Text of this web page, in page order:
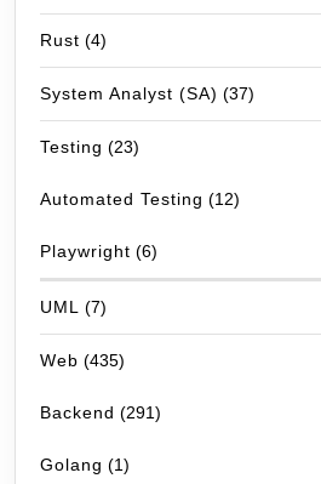
Rust (4)
System Analyst (SA) (37)
Testing (23)
Automated Testing (12)
Playwright (6)
UML (7)
Web (435)
Backend (291)
Golang (1)